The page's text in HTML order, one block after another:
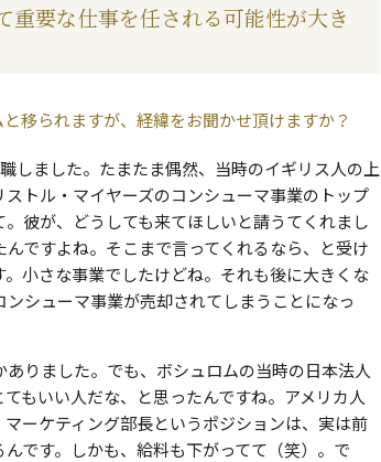
要な仕事を任される可能性が大き
移られますが、経緯をお聞かせ頂けますか？
しました。たまたま偶然、当時のイギリス人の上
トル・マイヤーズのコンシューマ事業のトップ
。彼が、どうしても来てほしいと請うてくれまし
んですよね。そこまで言ってくれるなら、と受け
。小さな事業でしたけどね。それも後に大きくな
ンシューマ事業が売却されてしまうことになっ
ありました。でも、ボシュロムの当時の日本法人
もいい人だな、と思ったんですね。アメリカ人
マーケティング部長というポジションは、実は前
です。しかも、給料も下がってて（笑）。で